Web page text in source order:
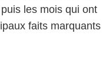
les mois qui ont
faits marquants